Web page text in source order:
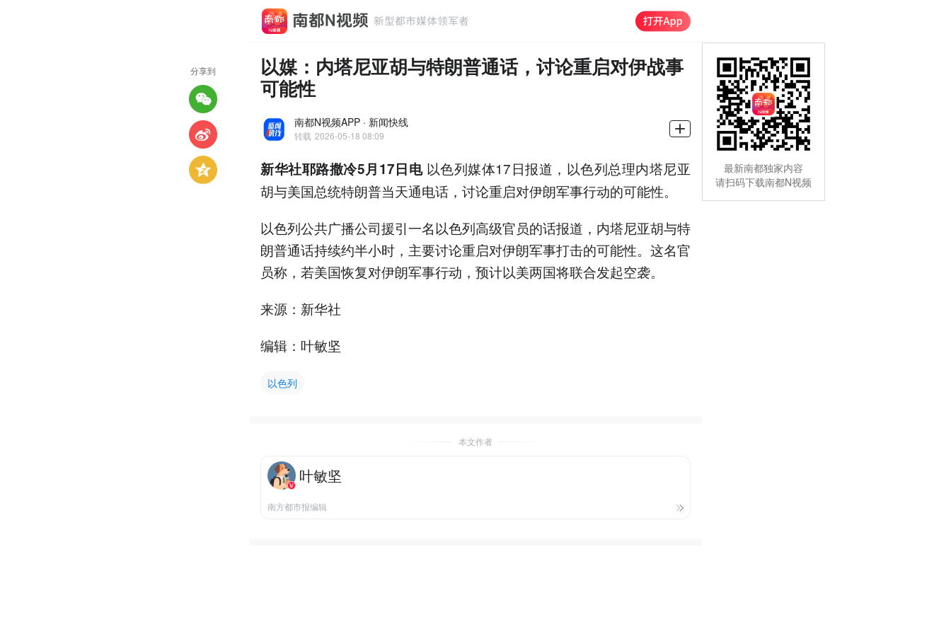
以媒：内塔尼亚胡与特朗普通话，讨论重启对伊战事
可能性
南都N视频APP · 新闻快线
转载 2026-05-18 08:09
新华社耶路撒冷5月17日电以色列媒体17日报道，以色列总理内塔尼亚
胡与美国总统特朗普当天通电话，讨论重启对伊朗军事行动的可能性。
以色列公共广播公司援引一名以色列高级官员的话报道，内塔尼亚胡与特
朗普通话持续约半小时，主要讨论重启对伊朗军事打击的可能性。这名官
员称，若美国恢复对伊朗军事行动，预计以美两国将联合发起空袭。
来源：新华社
编辑：叶敏坚
以色列
本文作者
叶敏坚
南方都市报编辑
分享到
最新南都独家内容
请扫码下载南都N视频